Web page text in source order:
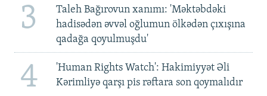
3
Taleh Bağırovun xanımı: 'Məktəbdəki
hadisədən əvvəl oğlumun ölkədən çıxışına
qadağa qoyulmuşdu'
4
'Human Rights Watch': Hakimiyyət Əli
Kərimliyə qarşı pis rəftara son qoymalıdır